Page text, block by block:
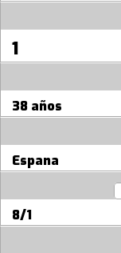
1
38 años
Espana
8/1